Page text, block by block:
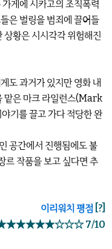
게에 시카고의 조직폭력
은 벌링을 범죄에 끌어들
상황은 시시각각 위험해진
도 과거가 있지만 영화 내
맡은 마크 라일런스(Mark
기를 끌고 가다 적당한 완
공간에서 진행됨에도 불
르 작품을 보고 싶다면 추
이리워치 평점 [?]
7/10